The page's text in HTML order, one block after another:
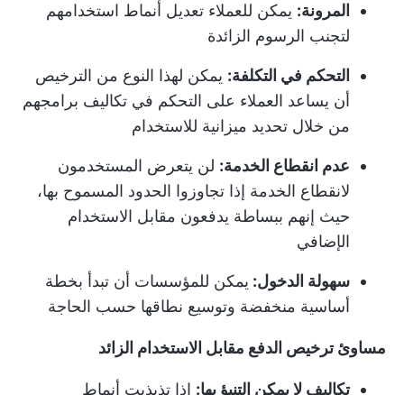
المرونة: يمكن للعملاء تعديل أنماط استخدامهم
لتجنب الرسوم الزائدة
التحكم في التكلفة: يمكن لهذا النوع من الترخيص
أن يساعد العملاء على التحكم في تكاليف برامجهم
من خلال تحديد ميزانية للاستخدام
عدم انقطاع الخدمة: لن يتعرض المستخدمون
لانقطاع الخدمة إذا تجاوزوا الحدود المسموح بها،
حيث إنهم ببساطة يدفعون مقابل الاستخدام
الإضافي
سهولة الدخول: يمكن للمؤسسات أن تبدأ بخطة
أساسية منخفضة وتوسيع نطاقها حسب الحاجة
مساوئ ترخيص الدفع مقابل الاستخدام الزائد
تكاليف لا يمكن التنبؤ بها: إذا تذبذبت أنماط